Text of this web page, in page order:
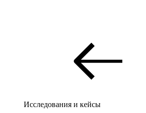
Исследования и кейсы